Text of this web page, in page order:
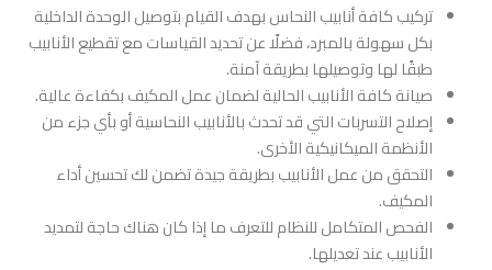
تركيب كافة أنابيب النحاس بهدف القيام بتوصيل الوحدة الداخلية
بكل سهولة بالمبرد، فضلًا عن تحديد القياسات مع تقطيع الأنابيب
طبقًا لها وتوصيلها بطريقة آمنة.
صيانة كافة الأنابيب الحالية لضمان عمل المكيف بكفاءة عالية.
إصلاح التسربات التي قد تحدث بالأنابيب النحاسية أو بأي جزء من
الأنظمة الميكانيكية الأخرى.
التحقق من عمل الأنابيب بطريقة جيدة تضمن لك تحسين أداء
المكيف.
الفحص المتكامل للنظام للتعرف ما إذا كان هناك حاجة لتمديد
الأنابيب عند تعديلها.